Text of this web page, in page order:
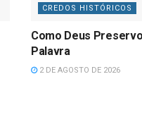
CREDOS HISTÓRICOS
Como Deus
Palavra
2 DE AGOSTO DE 2026